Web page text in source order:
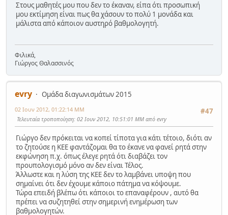
Στους μαθητές μου που δεν το έκαναν, είπα ότι προσωπική
μου εκτίμηση είναι πως θα χάσουν το πολύ 1 μονάδα και
μάλιστα από κάποιον αυστηρό βαθμολογητή.
Φιλικά,
Γιώργος Θαλασσινός
evry
Ομάδα διαγωνισμάτων 2015
#47
02 Ιουν 2012, 01:22:14 ΜΜ
Τελευταία τροποποίηση: 02 Ιουν 2012, 10:51:01 ΜΜ από evry
Γιώργο δεν πρόκειται να κοπεί τίποτα για κάτι τέτοιο, διότι αν
το ζητούσε η ΚΕΕ φαντάζομαι θα το έκανε να φανεί ρητά στην
εκφώνηση π.χ. όπως έλεγε ρητά ότι διαβάζει τον
προυπολογισμό μόνο αν δεν είναι Τέλος.
Άλλωστε και η λύση της ΚΕΕ δεν το λαμβάνει υποψη που
σημαίνει ότι δεν έχουμε κάποιο πάτημα να κόψουμε.
Τώρα επειδή βλέπω ότι κάποιοι το επαναφέρουν , αυτό θα
πρέπει να συζητηθεί στην σημερινή ενημέρωση των
βαθμολογητών.